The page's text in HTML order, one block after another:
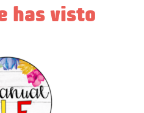
has visto